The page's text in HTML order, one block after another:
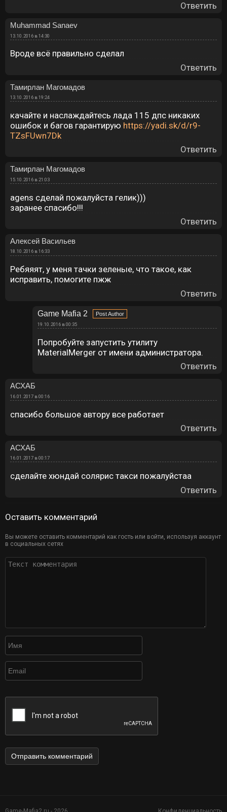
Ответить
Muhammad Sanaev
13.10.2016 в 14:30
Вроде всё правильно сделал
Ответить
Тамирлан Магомадов
13.10.2016 в 19:24
качайте и наслаждайтесь лада 115 дпс никаких
ошибок и багов гарантирую https://yadi.sk/d/r9-
TZsFUwn7Dk
Ответить
Тамирлан Магомадов
15.10.2016 в 21:03
agens сделай пожалуйста гелик)))
заранее спасибо!!!
Ответить
Алексей Васильев
18.10.2016 в 16:33
Ребяяят, у меня тачки зеленые, что такое, как
исправить, помогите пжж
Ответить
Game Mafia 2
19.10.2016 в 00:35
Попробуйте запустить утилиту
MaterialMerger от имени администратора.
Ответить
АСХАБ
16.01.2017 в 00:16
спасибо большое автору все работает
Ответить
АСХАБ
16.01.2017 в 00:17
сделайте хюндай солярис такси пожалуйстаа
Ответить
Оставить комментарий
Вы можете оставить комментарий как гость или войти, используя аккаунт
в социальных сетях